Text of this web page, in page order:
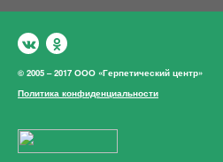
© 2005 – 2017 ООО «Герпетический центр»
Политика конфиденциальности